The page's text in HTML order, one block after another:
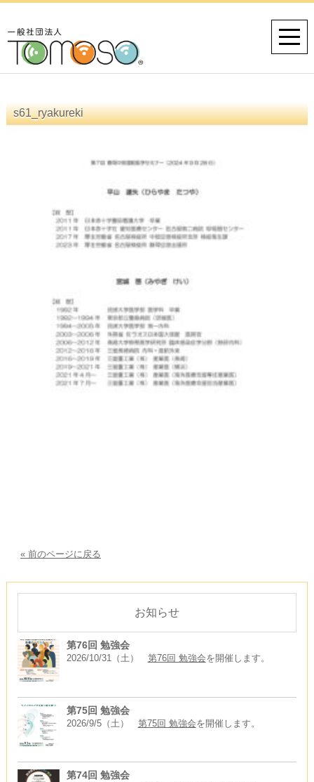
s61_ryakureki
« 前のページに戻る
お知らせ
第76回 勉強会
2026/10/31（土） 第76回 勉強会を開催します。
第75回 勉強会
2026/9/5（土） 第75回 勉強会を開催します。
第74回 勉強会